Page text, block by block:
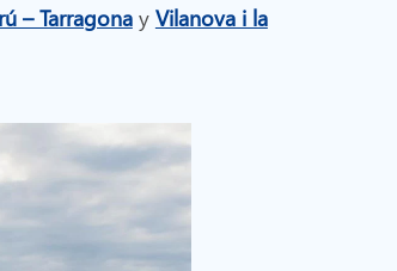
– Tarragonay Vilanova i la